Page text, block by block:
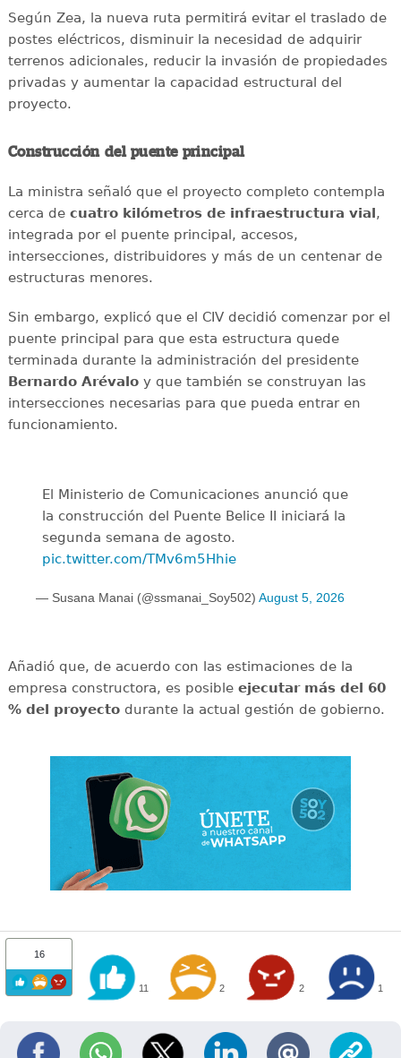
Según Zea, la nueva ruta permitirá evitar el traslado de
postes eléctricos, disminuir la necesidad de adquirir
terrenos adicionales, reducir la invasión de propiedades
privadas y aumentar la capacidad estructural del
proyecto.
Construcción del puente principal
La ministra señaló que el proyecto completo contempla
cerca de cuatro kilómetros de infraestructura vial,
integrada por el puente principal, accesos,
intersecciones, distribuidores y más de un centenar de
estructuras menores.
Sin embargo, explicó que el CIV decidió comenzar por el
puente principal para que esta estructura quede
terminada durante la administración del presidente
Bernardo Arévaloy que también se construyan las
intersecciones necesarias para que pueda entrar en
funcionamiento.
El Ministerio de Comunicaciones anunció que
la construcción del Puente Belice II iniciará la
segunda semana de agosto.
pic.twitter.com/TMv6m5Hhie
— Susana Manai (@ssmanai_Soy502) August 5, 2026
Añadió que, de acuerdo con las estimaciones de la
empresa constructora, es posible ejecutar más del 60
% del proyectodurante la actual gestión de gobierno.
16
11 2 2 1